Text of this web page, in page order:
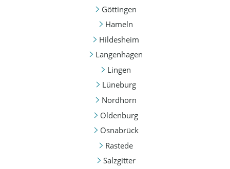
Göttingen
Hameln
Hildesheim
Langenhagen
Lingen
Lüneburg
Nordhorn
Oldenburg
Osnabrück
Rastede
Salzgitter